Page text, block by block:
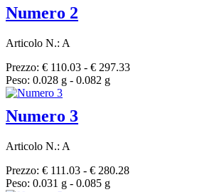
Numero 2
Articolo N.: A
Prezzo: € 110.03 - € 297.33
Peso: 0.028 g - 0.082 g
Numero 3
Articolo N.: A
Prezzo: € 111.03 - € 280.28
Peso: 0.031 g - 0.085 g